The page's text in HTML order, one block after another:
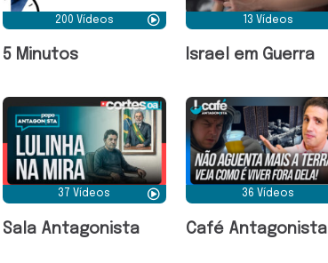
200 Vídeos
5 Minutos
13 Vídeos
Israel em Guerra
37 Vídeos
Sala Antagonista
36 Vídeos
Café Antagonista